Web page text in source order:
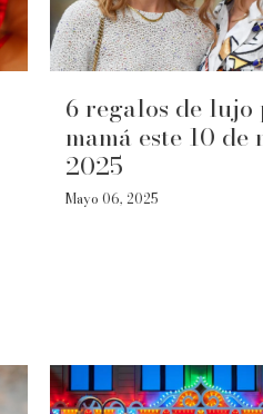
6 regalos de lujo
mamá este 10 de
2025
Mayo 06, 2025